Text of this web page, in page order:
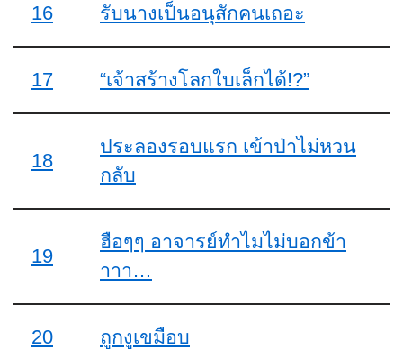
16 รับนางเป็นอนุสักคนเถอะ
17 “เจ้าสร้างโลกใบเล็กได้!?”
18
ประลองรอบแรก เข้าป่าไม่หวน
กลับ
19
ฮือๆๆ อาจารย์ทำไมไม่บอกข้า
าาา…
20 ถูกงูเขมือบ